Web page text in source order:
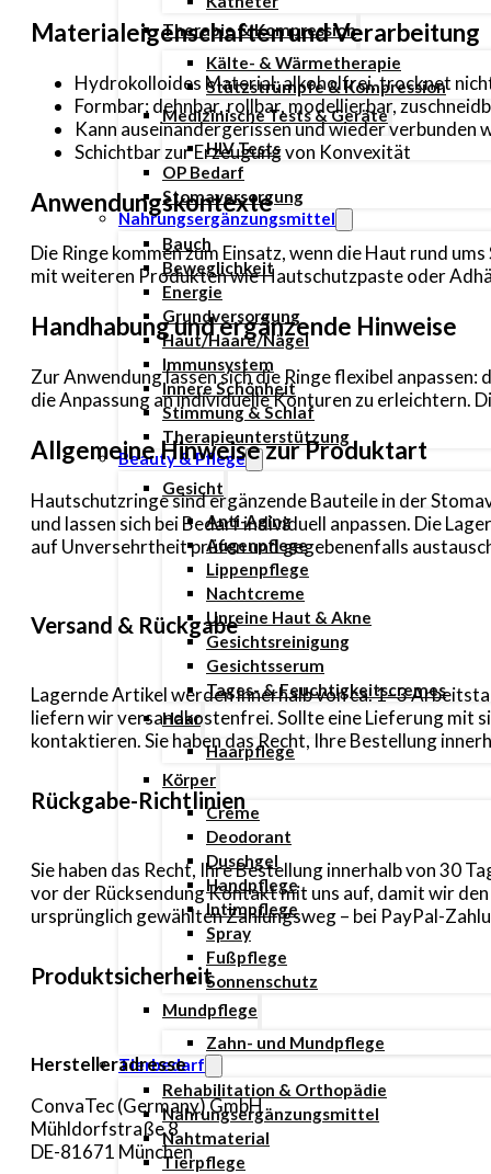
Therapie & Kompression
Kälte- & Wärmetherapie
Stützstrümpfe & Kompression
Medizinische Tests & Geräte
HIV Tests
OP Bedarf
Stomaversorgung
Nahrungsergänzungsmittel
Bauch
Beweglichkeit
Energie
Grundversorgung
Haut/Haare/Nägel
Immunsystem
Innere Schönheit
Stimmung & Schlaf
Therapieunterstützung
Beauty & Pflege
Gesicht
Anti-Aging
Augenpflege
Lippenpflege
Nachtcreme
Unreine Haut & Akne
Gesichtsreinigung
Gesichtsserum
Tages- & Feuchtigkeitscremes
Haar
Haarpflege
Körper
Creme
Deodorant
Duschgel
Handpflege
Intimpflege
Spray
Fußpflege
Sonnenschutz
Mundpflege
Zahn- und Mundpflege
Tierbedarf
Rehabilitation & Orthopädie
Nahrungsergänzungsmittel
Nahtmaterial
Tierpflege
Materialeigenschaften und Verarbeitung
Hydrokolloides Material, alkoholfrei, trocknet
Formbar: dehnbar, rollbar, modellierbar,
Kann auseinandergerissen und wieder verbunden
Schichtbar zur Erzeugung von Konvexität
Anwendungskontexte
Die Ringe kommen zum Einsatz, wenn die Haut rund
mit weiteren Produkten wie Hautschutzpaste oder
Handhabung und ergänzende Hinweise
Zur Anwendung lassen sich die Ringe flexibel
die Anpassung an individuelle Konturen zu erleichtern.
Allgemeine Hinweise zur Produktart
Hautschutzringe sind ergänzende Bauteile in der
und lassen sich bei Bedarf individuell anpassen. Die
auf Unversehrtheit prüfen und gegebenenfalls
Versand & Rückgabe
Lagernde Artikel werden innerhalb von ca. 1–3
liefern wir versandkostenfrei. Sollte eine Lieferung mit
kontaktieren. Sie haben das Recht, Ihre Bestellung
Rückgabe-Richtlinien
Sie haben das Recht, Ihre Bestellung innerhalb von 30
vor der Rücksendung Kontakt mit uns auf, damit wir
ursprünglich gewählten Zahlungsweg – bei PayPal-
Produktsicherheit
Herstelleradresse
ConvaTec (Germany) GmbH
Mühldorfstraße 8
DE-81671 München